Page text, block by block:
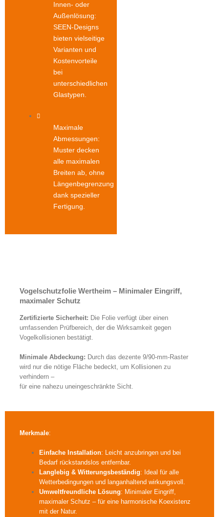
Innen- oder
Außenlösung:
SEEN-Designs
bieten vielseitige
Varianten und
Kostenvorteile
bei
unterschiedlichen
Glastypen.
Maximale
Abmessungen:
Muster decken
alle maximalen
Breiten ab, ohne
Längenbegrenzung
dank spezieller
Fertigung.
Vogelschutzfolie Wertheim – Minimaler Eingriff,
maximaler Schutz
Zertifizierte Sicherheit: Die Folie verfügt über einen
umfassenden Prüfbereich, der die Wirksamkeit gegen
Vogelkollisionen bestätigt.
Minimale Abdeckung: Durch das dezente 9/90-mm-Raster
wird nur die nötige Fläche bedeckt, um Kollisionen zu
verhindern –
für eine nahezu uneingeschränkte Sicht.
Merkmale:
Einfache Installation: Leicht anzubringen und bei
Bedarf rückstandslos entfernbar.
Langlebig & Witterungsbeständig: Ideal für alle
Wetterbedingungen und langanhaltend wirkungsvoll.
Umweltfreundliche Lösung: Minimaler Eingriff,
maximaler Schutz – für eine harmonische Koexistenz
mit der Natur.